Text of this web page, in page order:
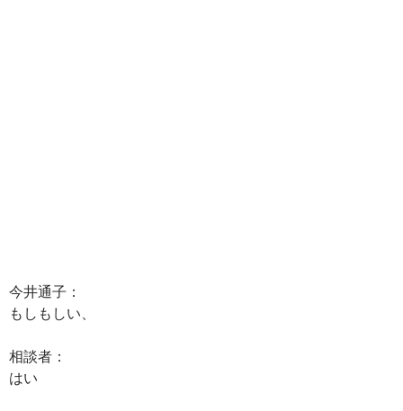
今井通子：
もしもしい、
相談者：
はい